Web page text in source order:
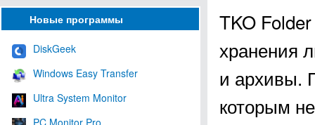
Новые программы
DiskGeek
Windows Easy Transfer
Ultra System Monitor
PC Monitor Pro
TKO
хранения
и архивы.
которым